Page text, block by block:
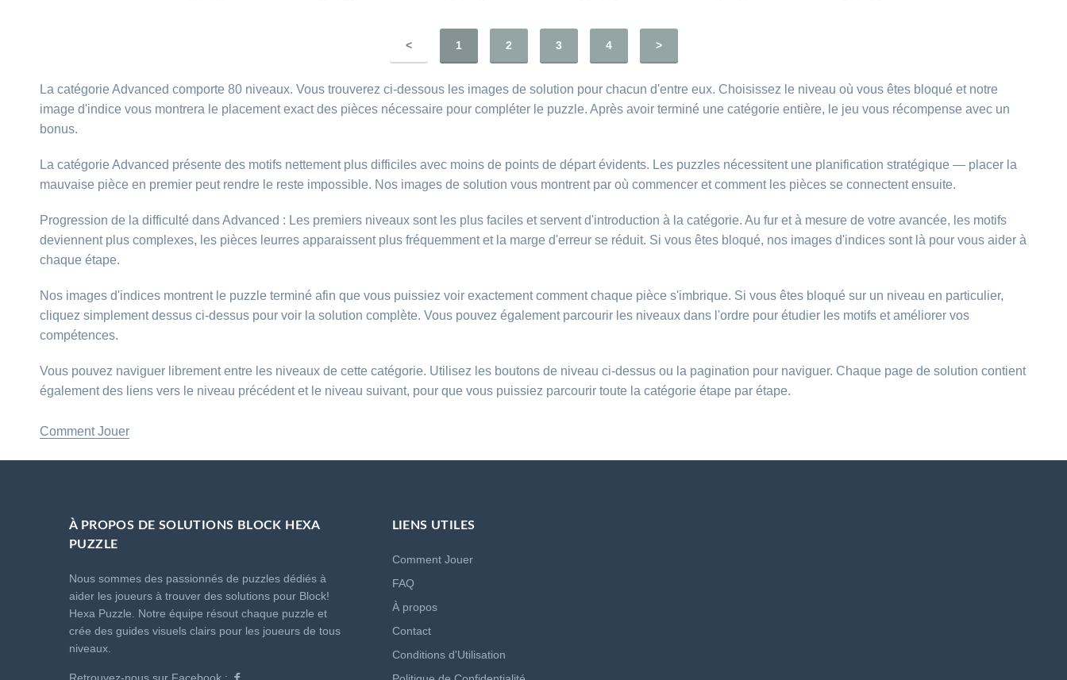
< 1 2 3 4 >
La catégorie Advanced comporte 80 niveaux. Vous trouverez ci-dessous les images de solution pour chacun d'entre eux. Choisissez le niveau où vous êtes bloqué et notre
image d'indice vous montrera le placement exact des pièces nécessaire pour compléter le puzzle. Après avoir terminé une catégorie entière, le jeu vous récompense avec un
bonus.
La catégorie Advanced présente des motifs nettement plus difficiles avec moins de points de départ évidents. Les puzzles nécessitent une planification stratégique — placer la
mauvaise pièce en premier peut rendre le reste impossible. Nos images de solution vous montrent par où commencer et comment les pièces se connectent ensuite.
Progression de la difficulté dans Advanced : Les premiers niveaux sont les plus faciles et servent d'introduction à la catégorie. Au fur et à mesure de votre avancée, les motifs
deviennent plus complexes, les pièces leurres apparaissent plus fréquemment et la marge d'erreur se réduit. Si vous êtes bloqué, nos images d'indices sont là pour vous aider à
chaque étape.
Nos images d'indices montrent le puzzle terminé afin que vous puissiez voir exactement comment chaque pièce s'imbrique. Si vous êtes bloqué sur un niveau en particulier,
cliquez simplement dessus ci-dessus pour voir la solution complète. Vous pouvez également parcourir les niveaux dans l'ordre pour étudier les motifs et améliorer vos
compétences.
Vous pouvez naviguer librement entre les niveaux de cette catégorie. Utilisez les boutons de niveau ci-dessus ou la pagination pour naviguer. Chaque page de solution contient
également des liens vers le niveau précédent et le niveau suivant, pour que vous puissiez parcourir toute la catégorie étape par étape.
Comment Jouer
À PROPOS DE SOLUTIONS BLOCK HEXA
PUZZLE
Nous sommes des passionnés de puzzles dédiés à
aider les joueurs à trouver des solutions pour Block!
Hexa Puzzle. Notre équipe résout chaque puzzle et
crée des guides visuels clairs pour les joueurs de tous
niveaux.
LIENS UTILES
Comment Jouer
FAQ
À propos
Contact
Conditions d'Utilisation